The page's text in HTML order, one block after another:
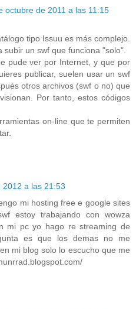
octubre de 2011 a las 11:15
tipo Issuu es más complejo.
subir un swf que funciona "solo".
pude ver por Internet, y que por
publicar, suelen usar un swf
otros archivos (swf o no) que
Por tanto, estos códigos
on-line que te permiten
2012 a las 21:53
mi hosting free e google sites
estoy trabajando con wowza
mi pc yo hago re streaming de
es que los demas no me
mi blog solo lo escucho que me